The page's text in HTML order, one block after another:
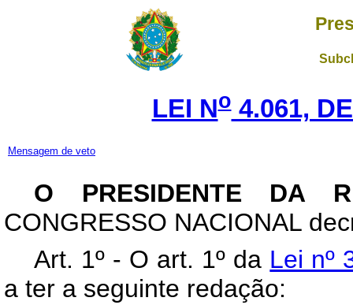
LEI No4.061,
Mensagem de veto
O PRESIDENTE DA
CONGRESSO NACIONAL
Art. 1º - O art. 1º da Lei nº
a ter a seguinte redação: